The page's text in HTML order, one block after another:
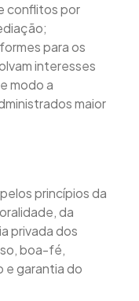
conflitos por
para os
interesses
modo a
maior
princípios da
da
privada dos
boa-fé,
e garantia do